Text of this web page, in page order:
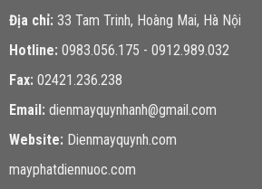
Địa chỉ: 33 Tam Trinh, Hoàng Mai, Hà Nội
Hotline: 0983.056.175 - 0912.989.032
Fax: 02421.236.238
Email: dienmayquynhanh@gmail.com
Website: Dienmayquynh.com
mayphatdiennuoc.com